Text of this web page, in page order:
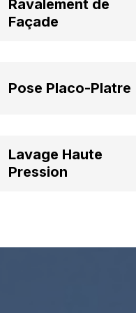
Ravalement de
Façade
Pose Placo-Platre
Lavage Haute
Pression